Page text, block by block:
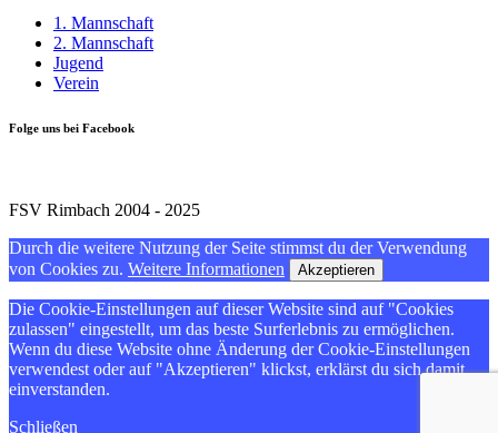
1. Mannschaft
2. Mannschaft
Jugend
Verein
Folge uns bei Facebook
FSV Rimbach 2004 - 2025
Durch die weitere Nutzung der Seite stimmst du der Verwendung
von Cookies zu. Weitere Informationen Akzeptieren
Die Cookie-Einstellungen auf dieser Website sind auf "Cookies
zulassen" eingestellt, um das beste Surferlebnis zu ermöglichen.
Wenn du diese Website ohne Änderung der Cookie-Einstellungen
verwendest oder auf "Akzeptieren" klickst, erklärst du sich damit
einverstanden.
Schließen